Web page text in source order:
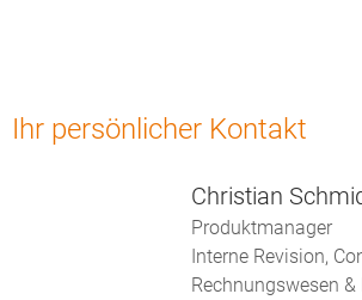
Ihr persönlicher Kontakt
Christian
Produktmanager
Interne Revision,
Rechnungswesen